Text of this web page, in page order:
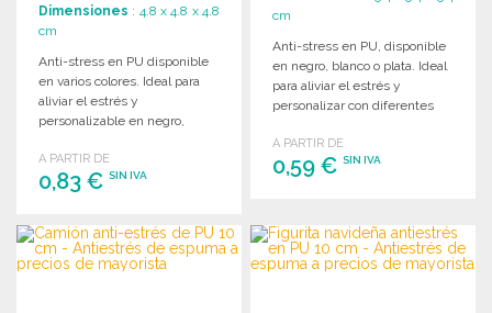
Dimensiones : 4.8 x 4.8 x 4.8
cm
Anti-stress en PU disponible
en varios colores. Ideal para
aliviar el estrés y
personalizable en negro,
A PARTIR DE
0,83 € SIN IVA
PEDIR
Solicitar un presupuesto
cm
Anti-stress en PU, disponible
en negro, blanco o plata. Ideal
para aliviar el estrés y
personalizar con diferentes
A PARTIR DE
0,59 €SIN IVA
Solicitar un presupuesto